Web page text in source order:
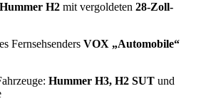
Hummer H2 mit vergoldeten 28-Zoll-
Fernsehsenders VOX „Automobile“
Hummer H3, H2 SUT und